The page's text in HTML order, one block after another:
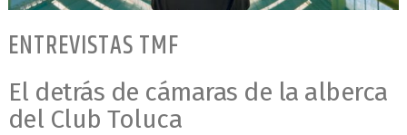
ENTREVISTAS TMF
El detrás de cámaras de la alberca
del Club Toluca